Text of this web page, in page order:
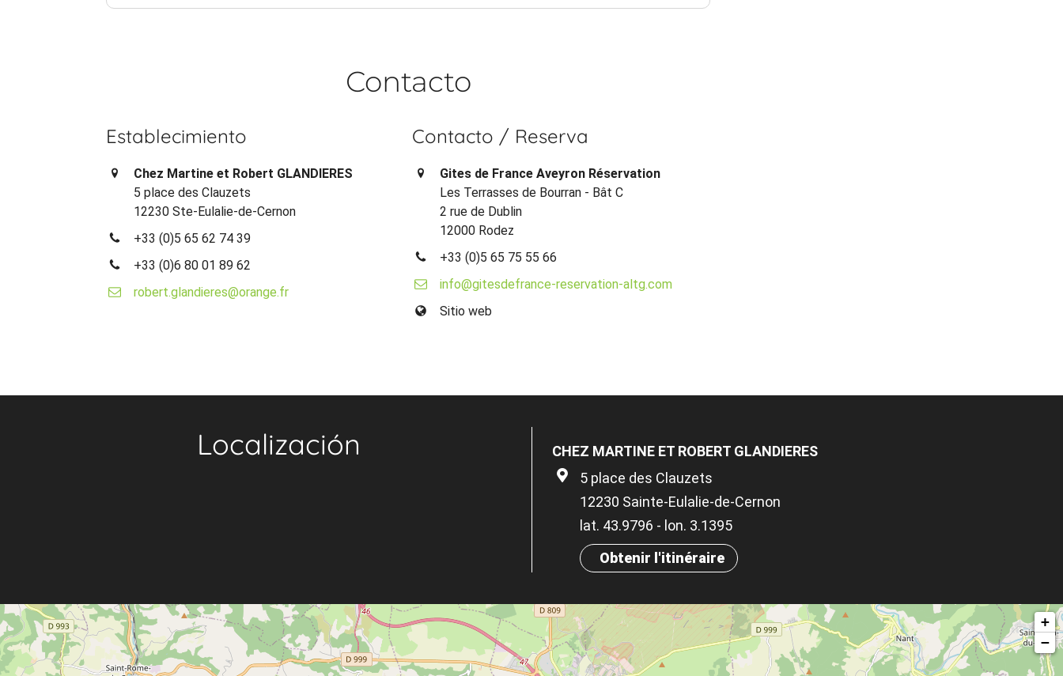
Contacto
Establecimiento
Chez Martine et Robert GLANDIERES
5 place des Clauzets
12230 Ste-Eulalie-de-Cernon
+33 (0)5 65 62 74 39
+33 (0)6 80 01 89 62
robert.glandieres@orange.fr
Contacto / Reserva
Gites de France Aveyron Réservation
Les Terrasses de Bourran - Bât C
2 rue de Dublin
12000 Rodez
+33 (0)5 65 75 55 66
info@gitesdefrance-reservation-altg.com
Sitio web
Localización
CHEZ MARTINE ET ROBERT GLANDIERES
5 place des Clauzets
12230 Sainte-Eulalie-de-Cernon
lat. 43.9796 - lon. 3.1395
Obtenir l'itinéraire
+
−